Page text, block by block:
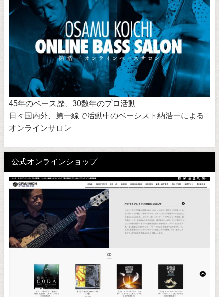
45年のベース歴、30数年のプロ活動
日々国内外、第一線で活動中のベーシスト納浩一による
オンラインサロン
公式オンラインショップ